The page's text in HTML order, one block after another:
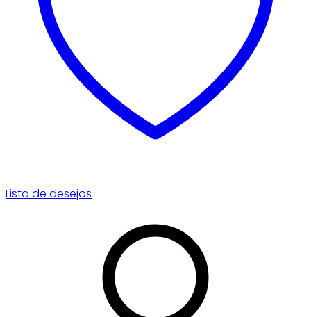
Lista de desejos